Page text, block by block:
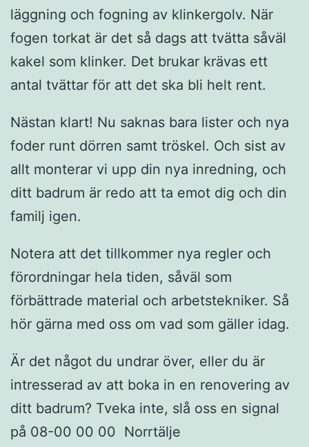
läggning och fogning av klinkergolv. När
fogen torkat är det så dags att tvätta såväl
kakel som klinker. Det brukar krävas ett
antal tvättar för att det ska bli helt rent.
Nästan klart! Nu saknas bara lister och nya
foder runt dörren samt tröskel. Och sist av
allt monterar vi upp din nya inredning, och
ditt badrum är redo att ta emot dig och din
familj igen.
Notera att det tillkommer nya regler och
förordningar hela tiden, såväl som
förbättrade material och arbetstekniker. Så
hör gärna med oss om vad som gäller idag.
Är det något du undrar över, eller du är
intresserad av att boka in en renovering av
ditt badrum? Tveka inte, slå oss en signal
på 08-00 00 00 Norrtälje